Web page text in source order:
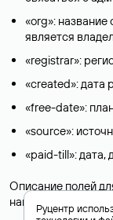
«org»: название
является
«registrar»:
«created»: дата
«free-date»:
«source»:
«paid-till»: дата,
Описание полей
национальных
Руцентр